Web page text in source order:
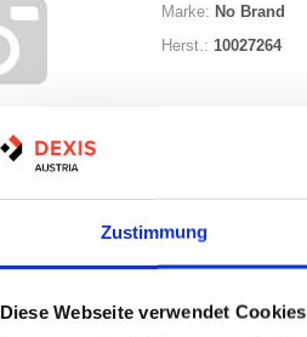
Zustimmung
Diese Webseite verwendet Cookies
Marke: No Brand
Herst.: 10027264
STK
Auf Lager
Print